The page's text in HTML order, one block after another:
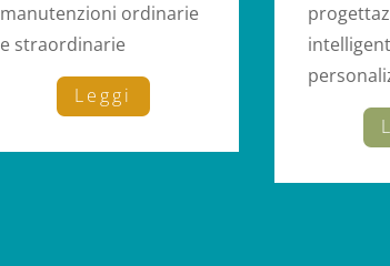
manutenzioni ordinarie
e straordinarie
Leggi